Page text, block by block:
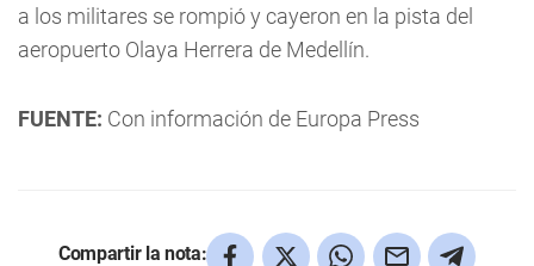
a los militares se rompió y cayeron en la pista del
aeropuerto Olaya Herrera de Medellín.
FUENTE: Con información de Europa Press
Compartir la nota: